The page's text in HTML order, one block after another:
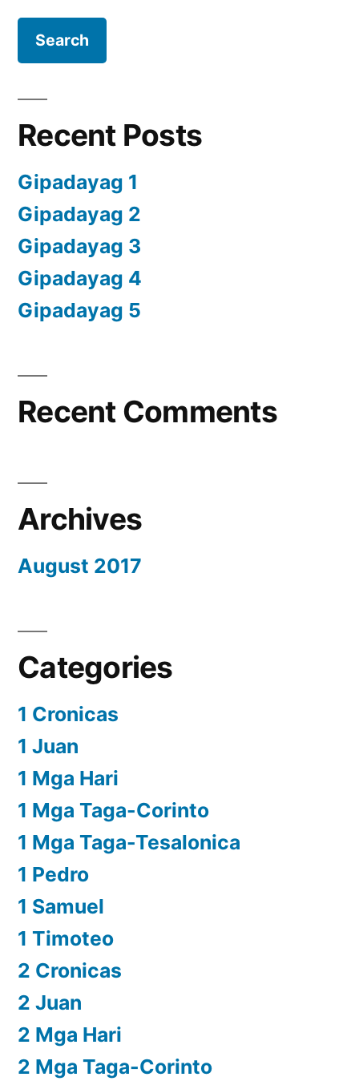
Recent Posts
Gipadayag 1
Gipadayag 2
Gipadayag 3
Gipadayag 4
Gipadayag 5
Recent Comments
Archives
August 2017
Categories
1 Cronicas
1 Juan
1 Mga Hari
1 Mga Taga-Corinto
1 Mga Taga-Tesalonica
1 Pedro
1 Samuel
1 Timoteo
2 Cronicas
2 Juan
2 Mga Hari
2 Mga Taga-Corinto